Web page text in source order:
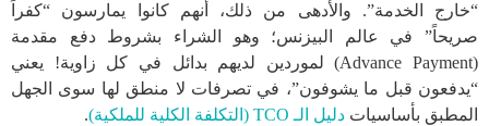
“خارج الخدمة”. والأدهى من ذلك، أنهم كانوا يمارسون “كفراً
صريحاً” في عالم البيزنس؛ وهو الشراء بشروط دفع مقدمة
(Advance Payment) لموردين لديهم بدائل في كل زاوية! يعني
“يدفعون قبل ما يشوفون”، في تصرفات لا منطق لها سوى الجهل
المطبق بأساسيات دليل الـ TCO (التكلفة الكلية للملكية) .